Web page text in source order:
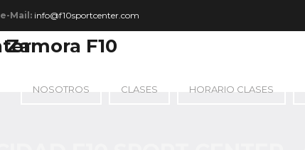
e-Mail: info@f10sportcenter.com
NOSOTROS CLASES HORARIO CLASES